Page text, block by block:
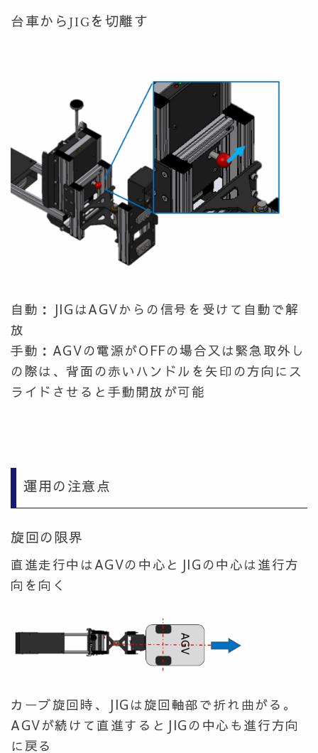
台車からJIGを切離す
自動：JIGはAGVからの信号を受けて自動で解
放
手動：AGVの電源がOFFの場合又は緊急取外し
の際は、背面の赤いハンドルを矢印の方向にス
ライドさせると手動開放が可能
運用の注意点
旋回の限界
直進走行中はAGVの中心とJIGの中心は進行方
向を向く
カーブ旋回時、JIGは旋回軸部で折れ曲がる。
AGVが続けて直進するとJIGの中心も進行方向
に戻る